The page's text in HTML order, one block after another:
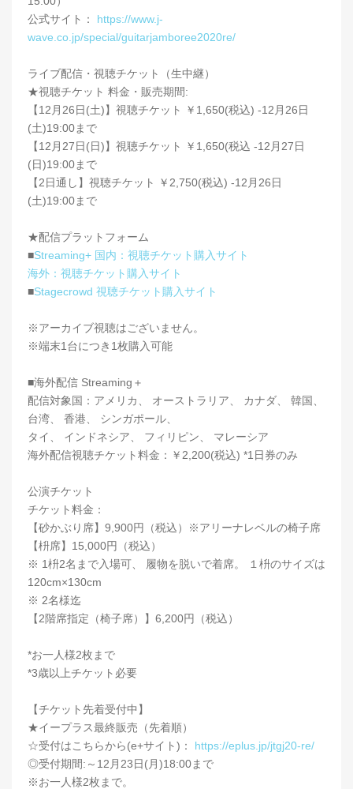
公式サイト： https://www.j-
wave.co.jp/special/guitarjamboree2020re/
ライブ配信・視聴チケット（生中継）
★視聴チケット 料金・販売期間:
【12月26日(土)】視聴チケット ￥1,650(税込) -12月26日
(土)19:00まで
【12月27日(日)】視聴チケット ￥1,650(税込 -12月27日
(日)19:00まで
【2日通し】視聴チケット ￥2,750(税込) -12月26日
(土)19:00まで
★配信プラットフォーム
■Streaming+ 国内：視聴チケット購入サイト
海外：視聴チケット購入サイト
■Stagecrowd 視聴チケット購入サイト
※アーカイブ視聴はございません。
※端末1台につき1枚購入可能
■海外配信 Streaming＋
配信対象国：アメリカ、 オーストラリア、 カナダ、 韓国、
台湾、 香港、 シンガポール、
タイ、 インドネシア、 フィリピン、 マレーシア
海外配信視聴チケット料金：￥2,200(税込) *1日券のみ
公演チケット
チケット料金：
【砂かぶり席】9,900円（税込）※アリーナレベルの椅子席
【枡席】15,000円（税込）
※ 1枡2名まで入場可、 履物を脱いで着席。 １枡のサイズは
120cm×130cm
※ 2名様迄
【2階席指定（椅子席）】6,200円（税込）
*お一人様2枚まで
*3歳以上チケット必要
【チケット先着受付中】
★イープラス最終販売（先着順）
☆受付はこちらから(e+サイト)：
https://eplus.jp/jtgj20-re/
◎受付期間:～12月23日(月)18:00まで
※お一人様2枚まで。